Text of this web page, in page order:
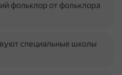
фольклор от фольклора
специальные школы